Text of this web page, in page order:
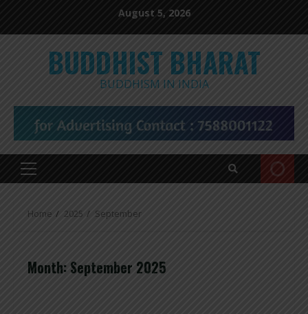
August 5, 2026
BUDDHIST BHARAT
BUDDHISM IN INDIA
Primary
Home 2025 September
Month: September 2025